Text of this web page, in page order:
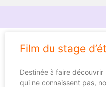
Film du stage
Destinée à faire découvrir
qui ne connaissent pas,